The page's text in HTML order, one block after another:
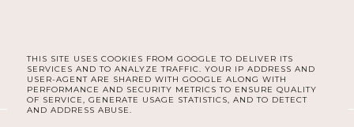
THIS SITE USES COOKIES FROM GOOGLE TO DELIVER ITS
SERVICES AND TO ANALYZE TRAFFIC. YOUR IP ADDRESS AND
USER-AGENT ARE SHARED WITH GOOGLE ALONG WITH
PERFORMANCE AND SECURITY METRICS TO ENSURE QUALITY
OF SERVICE, GENERATE USAGE STATISTICS, AND TO DETECT
AND ADDRESS ABUSE.